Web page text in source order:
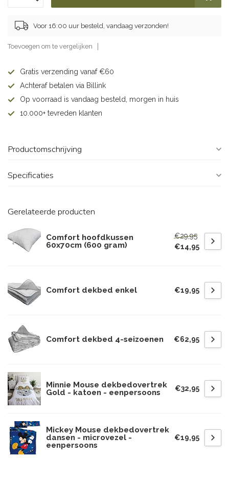
Voor 16:00 uur besteld, vandaag verzonden!
Toevoegen om te vergelijken
Gratis verzending vanaf €60
Achteraf betalen via Billink
Op voorraad is vandaag besteld, morgen in huis
10.000+ tevreden klanten
Productomschrijving
Specificaties
Gerelateerde producten
Comfort hoofdkussen
60x70cm (600 gram)
€29,95
€14,95
Comfort dekbed enkel €19,95
Comfort dekbed 4-seizoenen €62,95
Minnie Mouse dekbedovertrek
Gold - katoen - eenpersoons
€32,95
Mickey Mouse dekbedovertrek
dansen - microvezel -
eenpersoons
€19,95